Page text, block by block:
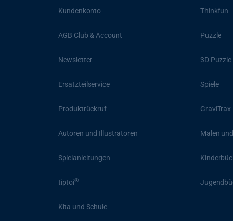
Kundenkonto
AGB Club & Account
Newsletter
Ersatzteilservice
Produktrückruf
Autoren und Illustratoren
Spielanleitungen
tiptoi®
Kita und Schule
Thinkfun
Puzzle
3D Puzzle
Spiele
GraviTrax
Malen